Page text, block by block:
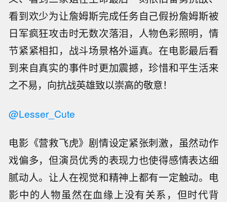
看到欢少为让詹姆斯完成任务自己假扮詹姆斯被
日军疯狂攻击时无数次落泪，人物色彩照明，情
节紧紧相扣，战斗场景格外逼真。在电影最后看
到来自真实的事件时更加震撼，珍惜和平生活来
之不易，向抗战英雄致以崇高的敬意！
@Lesser_Cute
电影《营救飞虎》剧情设定紧张刺激，虽然动作
戏偏多，但演员优秀的表现力也使得感情表达细
腻动人。让人在视觉和精神上都有一定触动。电
影中的人物虽然在血缘上没有关系，但时代背